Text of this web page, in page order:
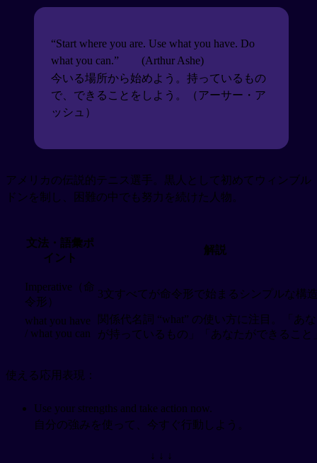
“Start where you are. Use what you have. Do
what you can.”
(Arthur Ashe)
今いる場所から始めよう。持っているもの
で、できることをしよう。（アーサー・ア
ッシュ）
アメリカの伝説的テニス選手。黒人として初めてウィンブル
ドンを制し、困難の中でも努力を続けた人物。
文法・語彙ポ
イント
解説
Imperative（命
令形）
3文すべてが命令形で始まるシンプルな構
what you have
/ what you can
関係代名詞 “what” の使い方に注目。「あ
が持っているもの」「あなたができること
使える応用表現：
Use your strengths and take action now.
自分の強みを使って、今すぐ行動しよう。
↓ ↓ ↓